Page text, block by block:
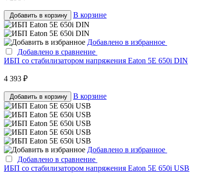
Добавить в корзину В корзине
Добавлено в избранное
Добавлено в сравнение
ИБП со стабилизатором напряжения Eaton 5E 650i DIN
4 393 ₽
Добавить в корзину В корзине
Добавлено в избранное
Добавлено в сравнение
ИБП со стабилизатором напряжения Eaton 5E 650i USB